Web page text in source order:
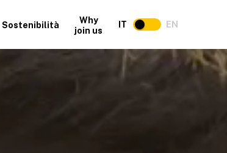
Sostenibilità
Why
join us
IT EN